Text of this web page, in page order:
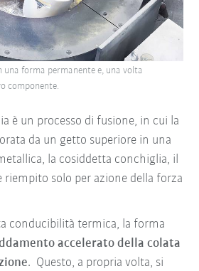
è un processo di fusione, in cui la
da un getto superiore in una
la cosiddetta conchiglia, il
riempito solo per azione della forza
conducibilità termica, la forma
accelerato della colata
. Questo, a propria volta, si
una forma permanente e, una volta
componente.